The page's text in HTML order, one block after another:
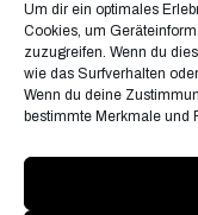
Um dir ein optimales
Cookies, um
zuzugreifen. Wenn du
wie das Surfverhalten
Wenn du deine
bestimmte Merkmale und